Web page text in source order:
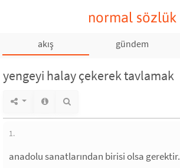
normal sözlük
akış gündem
yengeyi halay çekerek tavlamak
1.
anadolu sanatlarından birisi olsa gerektir.